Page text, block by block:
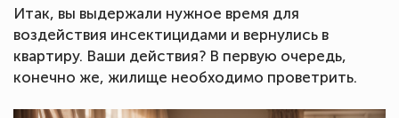
Итак, вы выдержали нужное время для
воздействия инсектицидами и вернулись в
квартиру. Ваши действия? В первую очередь,
конечно же, жилище необходимо проветрить.